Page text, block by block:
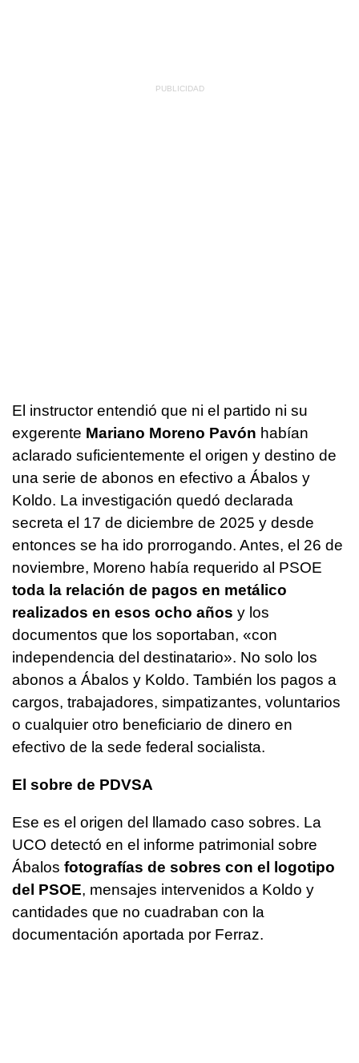
El instructor entendió que ni el partido ni su
exgerente Mariano Moreno Pavón habían
aclarado suficientemente el origen y destino de
una serie de abonos en efectivo a Ábalos y
Koldo. La investigación quedó declarada
secreta el 17 de diciembre de 2025 y desde
entonces se ha ido prorrogando. Antes, el 26 de
noviembre, Moreno había requerido al PSOE
toda la relación de pagos en metálico
realizados en esos ocho años y los
documentos que los soportaban, «con
independencia del destinatario». No solo los
abonos a Ábalos y Koldo. También los pagos a
cargos, trabajadores, simpatizantes, voluntarios
o cualquier otro beneficiario de dinero en
efectivo de la sede federal socialista.
El sobre de PDVSA
Ese es el origen del llamado caso sobres. La
UCO detectó en el informe patrimonial sobre
Ábalos fotografías de sobres con el logotipo
del PSOE, mensajes intervenidos a Koldo y
cantidades que no cuadraban con la
documentación aportada por Ferraz.